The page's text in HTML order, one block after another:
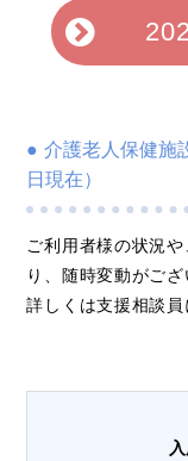
介護老人保健施
日現在）
ご利用者様の状況
り、随時変動がござ
詳しくは支援相談員